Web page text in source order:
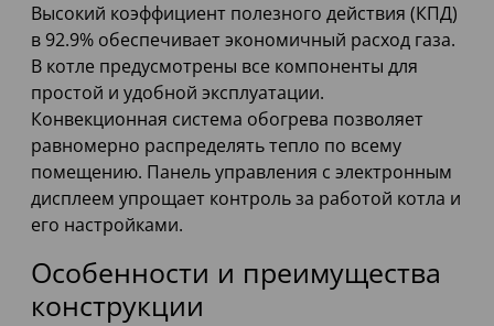
Высокий коэффициент полезного действия (КПД)
в 92.9% обеспечивает экономичный расход газа.
В котле предусмотрены все компоненты для
простой и удобной эксплуатации.
Конвекционная система обогрева позволяет
равномерно распределять тепло по всему
помещению. Панель управления с электронным
дисплеем упрощает контроль за работой котла и
его настройками.
Особенности и преимущества
конструкции